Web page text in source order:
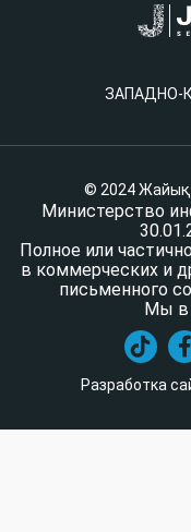
ЗАПАДНО-
© 2024 Жайық
Министерство
Полное или
в коммерческих и
письменного
Мы в
Разработка